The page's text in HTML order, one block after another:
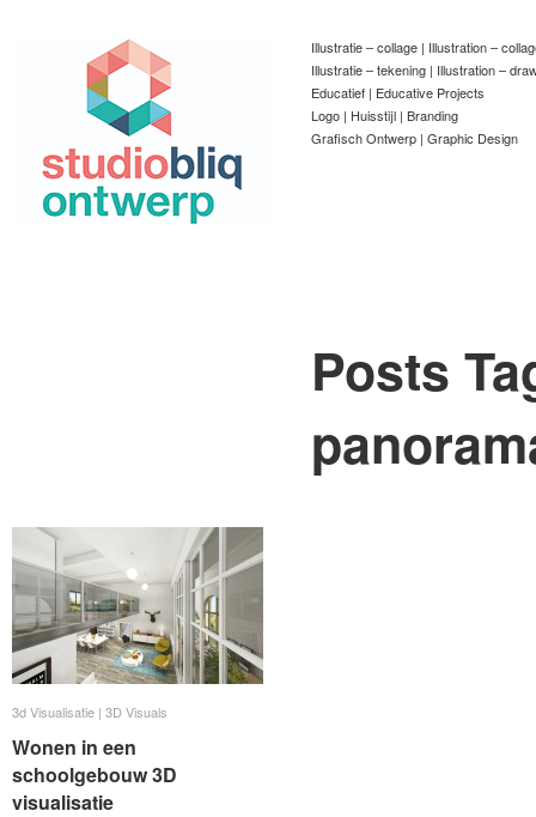
Illustratie – collage | Illustration –
Illustratie – tekening | Illustration –
Educatief | Educative Projects
Logo | Huisstijl | Branding
Grafisch Ontwerp | Graphic Design
Posts
3d Visualisatie | 3D Visuals
Wonen in een
schoolgebouw 3D
visualisatie
3d Visualisatie | 3D Visuals
Wonen in een
schoolgebouw 3D
visualisatie